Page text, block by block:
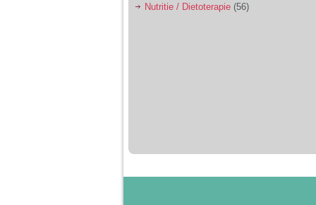
Nutritie / Dietoterapie (56)